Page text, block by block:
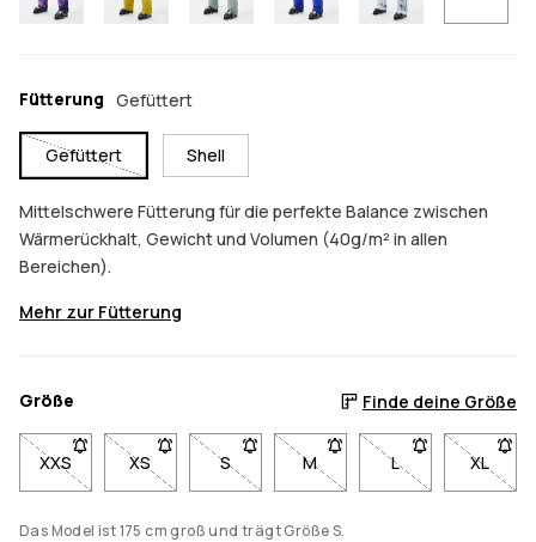
Fütterung Gefüttert
Gefüttert Shell
Mittelschwere Fütterung für die perfekte Balance zwischen
Wärmerückhalt, Gewicht und Volumen (40g/m² in allen
Bereichen).
Mehr zur Fütterung
Größe Finde deine Größe
XXS- Größe XXS nicht verfügbar. Klicke, um benachrichtigt zu
XS- Größe XS nicht verfügbar. Klicke, um
S- Größe S nicht verfügbar. Klicke, um
M- Größe M nicht verfügbar.
L- Größe L nicht
XL
-
Das Model ist 175 cm groß und trägt Größe S.